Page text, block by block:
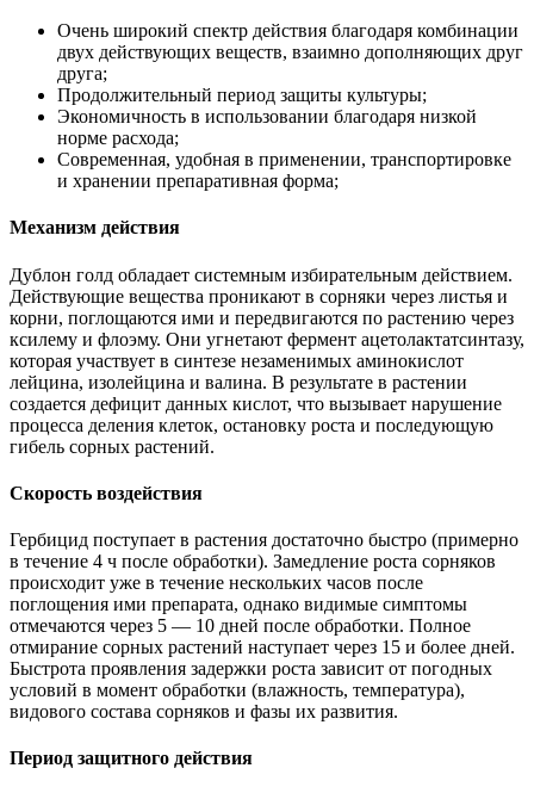
Очень широкий спектр действия благодаря комбинации
двух действующих веществ, взаимно дополняющих друг
друга;
Продолжительный период защиты культуры;
Экономичность в использовании благодаря низкой
норме расхода;
Современная, удобная в применении, транспортировке
и хранении препаративная форма;
Механизм действия
Дублон голд обладает системным избирательным действием.
Действующие вещества проникают в сорняки через листья и
корни, поглощаются ими и передвигаются по растению через
ксилему и флоэму. Они угнетают фермент ацетолактатсинтазу,
которая участвует в синтезе незаменимых аминокислот
лейцина, изолейцина и валина. В результате в растении
создается дефицит данных кислот, что вызывает нарушение
процесса деления клеток, остановку роста и последующую
гибель сорных растений.
Скорость воздействия
Гербицид поступает в растения достаточно быстро (примерно
в течение 4 ч после обработки). Замедление роста сорняков
происходит уже в течение нескольких часов после
поглощения ими препарата, однако видимые симптомы
отмечаются через 5 — 10 дней после обработки. Полное
отмирание сорных растений наступает через 15 и более дней.
Быстрота проявления задержки роста зависит от погодных
условий в момент обработки (влажность, температура),
видового состава сорняков и фазы их развития.
Период защитного действия